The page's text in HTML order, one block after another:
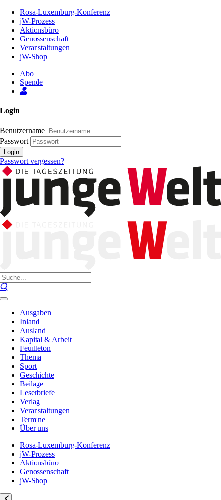
Inhalt
Seite
Rosa-Luxemburg-Konferenz
jW-Prozess
Aktionsbüro
Genossenschaft
Veranstaltungen
jW-Shop
Abo
Spende
Login
Benutzername
Passwort
Login
Passwort vergessen?
Ausgaben
Inland
Ausland
Kapital & Arbeit
Feuilleton
Thema
Sport
Geschichte
Beilage
Leserbriefe
Verlag
Veranstaltungen
Termine
Über uns
Rosa-Luxemburg-Konferenz
jW-Prozess
Aktionsbüro
Genossenschaft
jW-Shop